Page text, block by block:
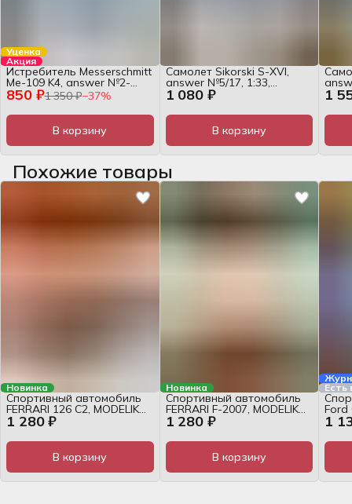
Уценка
Акция
850 ₽1 350 ₽−37%
Истребитель Messerschmitt
Me-109 K4, answer №2-
3/05, 1:33, журнал
В корзину
1 080 ₽
Самолет Sikorski S-XVI,
answer №5/17, 1:33,
журнал
В корзину
1
для
Похожие товары
Новинка
1 280 ₽
Спортивный автомобиль
FERRARI 126 С2, MODELIK
№12/12, 1:25, журнал
В корзину
Новинка
1 280 ₽
Спортивный автомобиль
FERRARI F-2007, MODELIK
№29/08, 1:25, журнал
В корзину
Есть
1
Ford